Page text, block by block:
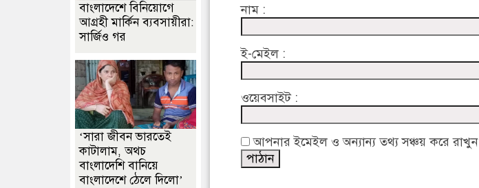
নাম :
ই-মেইল :
ওয়েবসাইট :
আপনার ইমেইল ও অন্যান্য তথ্য সঞ্চয় করে রাখুন
বাংলাদেশে বিনিয়োগে
আগ্রহী মার্কিন ব্যবসায়ীরা:
সার্জিও গর
‘সারা জীবন ভারতেই
কাটালাম, অথচ
বাংলাদেশি বানিয়ে
বাংলাদেশে ঠেলে দিলো’